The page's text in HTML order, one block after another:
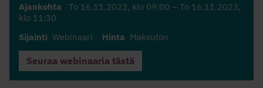
Ajankohta To 16.11.2023, klo 09:00 – To 16.11.2023,
klo 11:30
Sijainti Webinaari Hinta Maksuton
Seuraa webinaaria tästä